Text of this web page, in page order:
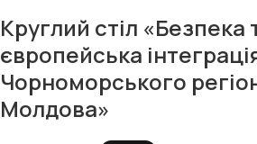
Круглий стіл «Безпека
європейська
Чорноморського
Молдова»